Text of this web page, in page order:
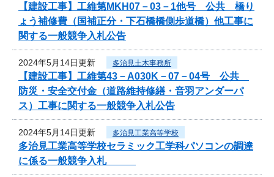
【建設工事】工維第MKH07－03－1他号 公共 橋り
ょう補修費（国補正分・下石橋橋側歩道橋）他工事に
関する一般競争入札公告
2024年5月14日更新 多治見土木事務所
【建設工事】工維第43－A030K－07－04号 公共
防災・安全交付金（道路維持修繕・音羽アンダーパ
ス）工事に関する一般競争入札公告
2024年5月14日更新 多治見工業高等学校
多治見工業高等学校セラミック工学科パソコンの調達
に係る一般競争入札